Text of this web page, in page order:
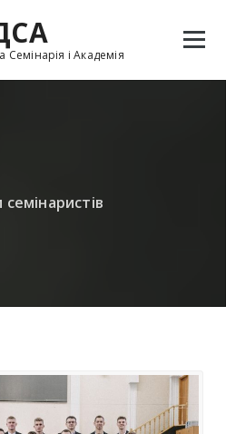
Семінарія і Академія